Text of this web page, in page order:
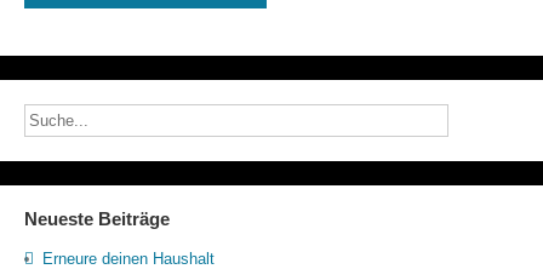
Neueste Beiträge
Erneure deinen Haushalt